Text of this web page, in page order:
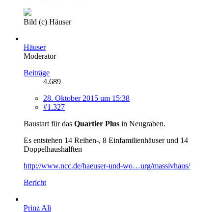
Bild (c) Häuser
Häuser
Moderator
Beiträge
4.689
28. Oktober 2015 um 15:38
#1.327
Baustart für das Quartier Plus in Neugraben.
Es entstehen 14 Reihen-, 8 Einfamilienhäuser und 14
Doppelhaushälften
http://www.ncc.de/haeuser-und-wo…urg/massivhaus/
Bericht
Prinz Ali